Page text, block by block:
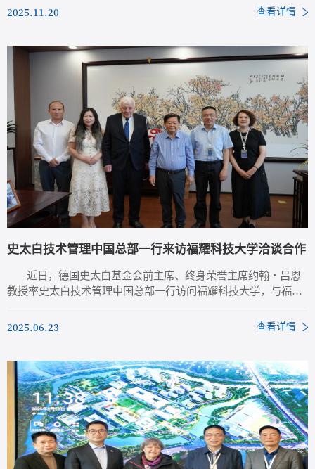
福建福耀科技大学常务副校长徐飞、印尼三林集团中国区副总裁
宁，中国—东盟中心秘书长史忠俊，印尼地方代表理事会第三委
员会主席菲莱普·...
2025.11.20 查看详情
史太白技术管理中国总部一行来访福耀科技大学洽谈合作
近日，德国史太白基金会前主席、终身荣誉主席约翰・吕恩
教授率史太白技术管理中国总部一行访问福耀科技大学，与福耀
校方人员洽谈合作交流事宜，双方在国际交流、技术转移、人才
与学生动手能力培养。"史太白以企业需求为导向、坚持市场化的
运营模式，...
2025.06.23 查看详情